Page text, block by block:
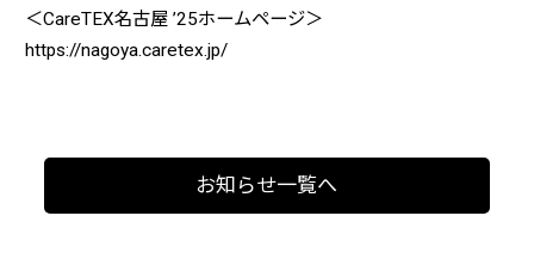
＜CareTEX名古屋 ’25ホームページ＞
https://nagoya.caretex.jp/
お知らせ一覧へ